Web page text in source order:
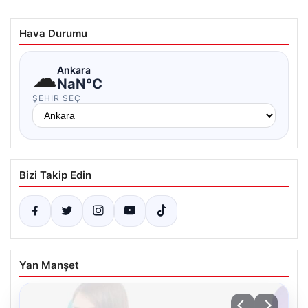
Hava Durumu
☁Ankara
NaN°C
ŞEHIR SEÇ
Bizi Takip Edin
Yan Manşet